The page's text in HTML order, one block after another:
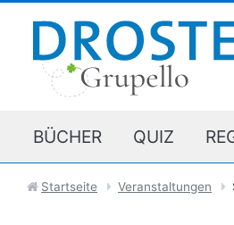
BÜCHER QUIZ
Startseite Veranstaltungen